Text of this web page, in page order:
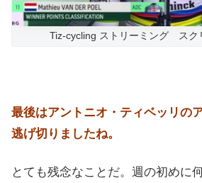
Tiz-cycling ストリーミング スク
最後はアントニオ・ティベッリの
逃げ切りましたね。
とても残念なことだ。週の初めに